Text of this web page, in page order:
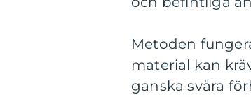
Metoden
material kan
ganska svåra